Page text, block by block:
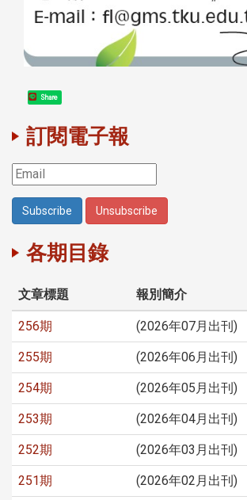
Share
訂閱電子報
各期目錄
文章標題 報別簡介
256期 (2026年07月出刊)
255期 (2026年06月出刊)
254期 (2026年05月出刊)
253期 (2026年04月出刊)
252期 (2026年03月出刊)
251期 (2026年02月出刊)